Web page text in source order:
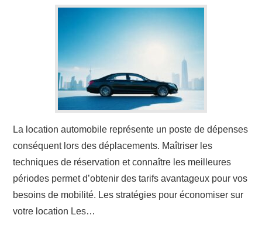
La location automobile représente un poste de dépenses
conséquent lors des déplacements. Maîtriser les
techniques de réservation et connaître les meilleures
périodes permet d’obtenir des tarifs avantageux pour vos
besoins de mobilité. Les stratégies pour économiser sur
votre location Les…